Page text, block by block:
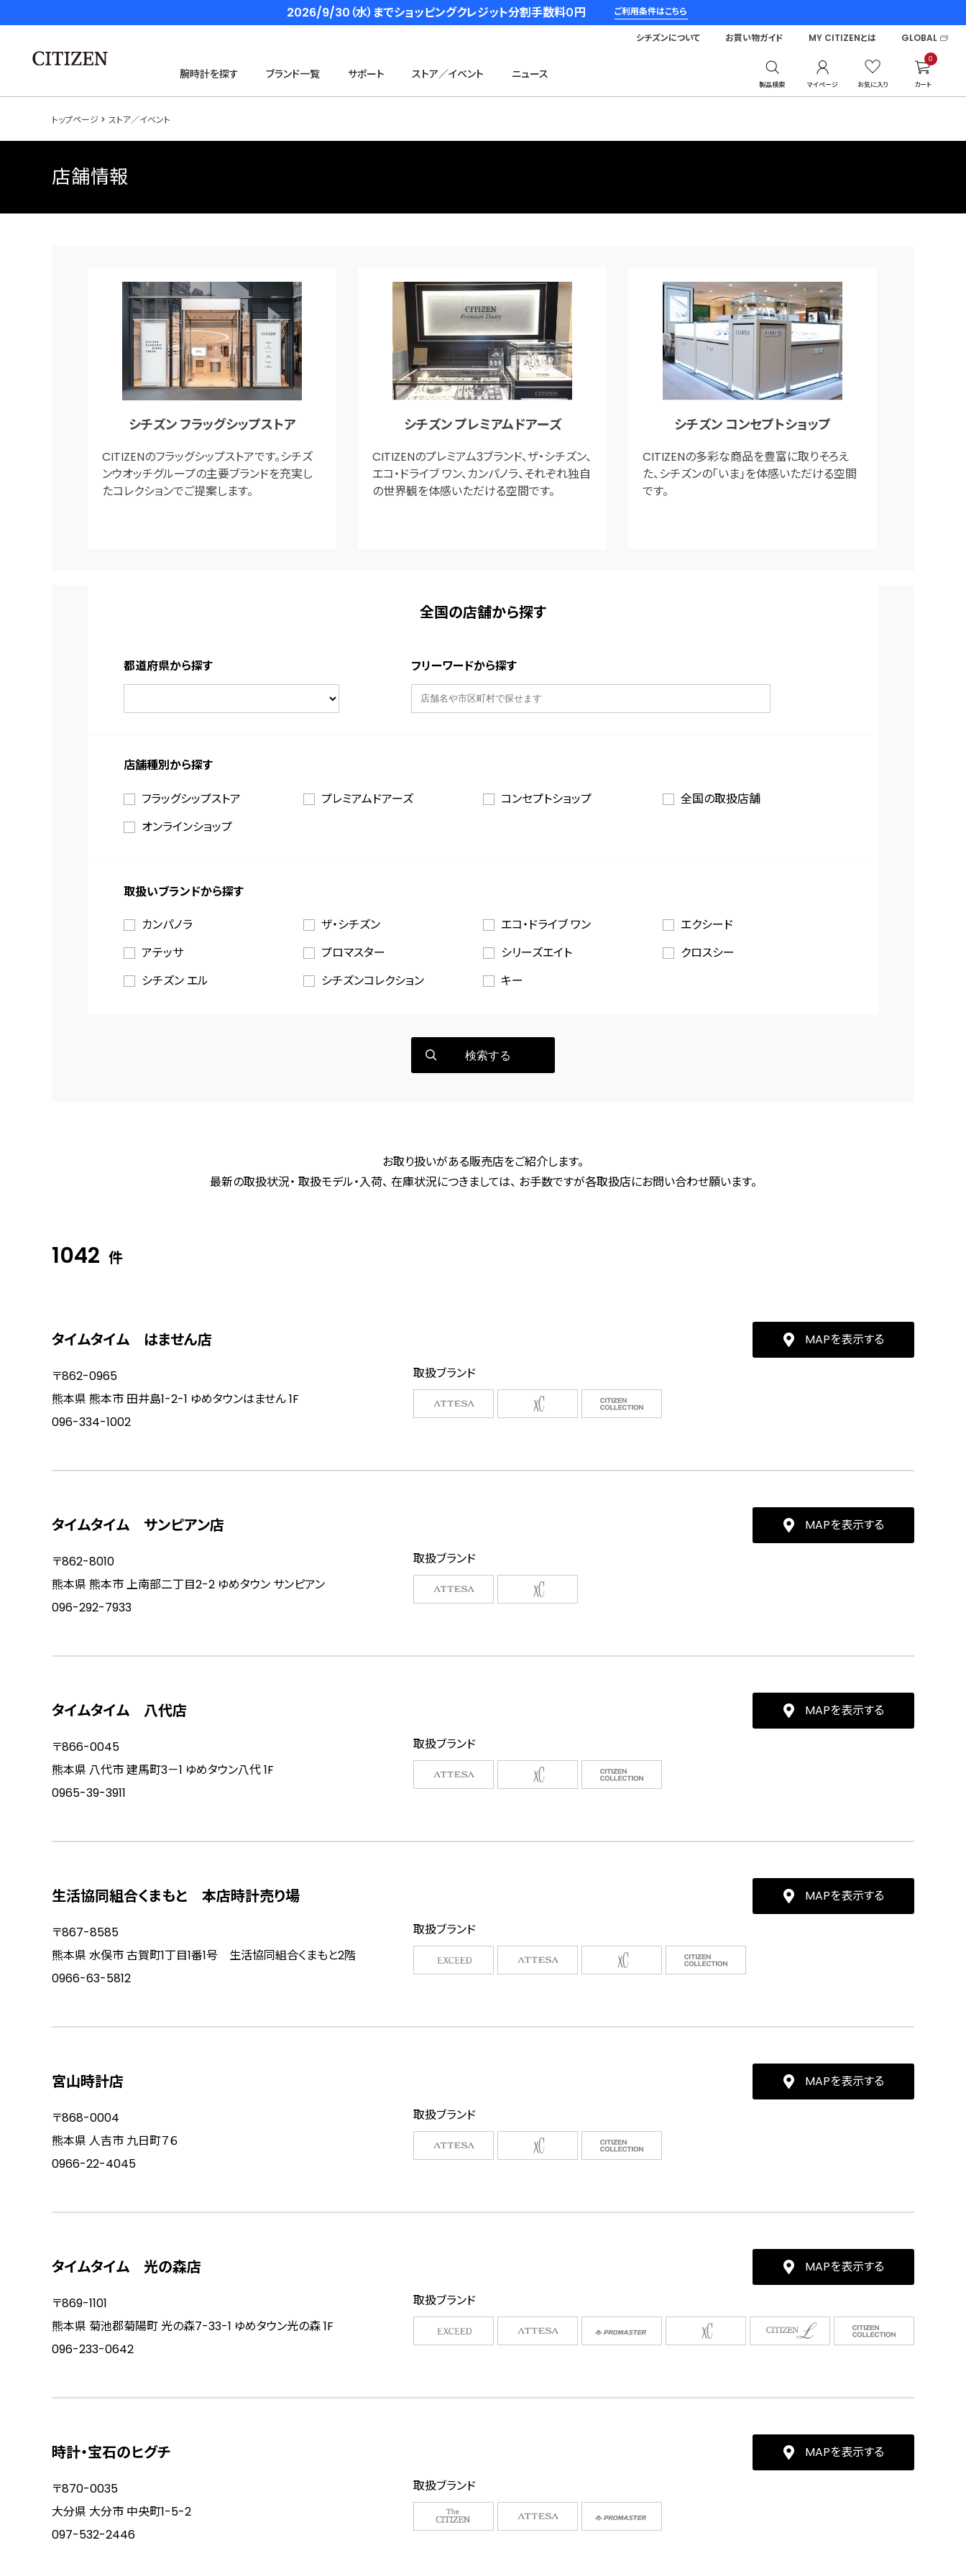
2026/9/30（水）までショッピングクレジット分割手数料０円 ご利用条件はこちら
腕時計を探す ブランド一覧 サポート ストア／イベント ニュース
製品検索 マイページ お気に入り
0
カート
シチズンについて お買い物ガイド MY CITIZENとは GLOBAL
トップページ ストア／イベント
店舗情報
シチズン フラッグシップストア
CITIZENのフラッグシップストアです。シチズ
ンウオッチグループの主要ブランドを充実し
たコレクションでご提案します。
シチズン プレミアムドアーズ
CITIZENのプレミアム3ブランド、ザ・シチズン、
エコ・ドライブ ワン、カンパノラ、それぞれ独自
の世界観を体感いただける空間です。
シチズン コンセプトショップ
CITIZENの多彩な商品を豊富に取りそろえ
た、シチズンの「いま」を体感いただける空間
です。
全国の店舗から探す
都道府県から探す フリーワードから探す
店舗種別から探す
フラッグシップストア プレミアムドアーズ コンセプトショップ
全国の取扱店舗
オンラインショップ
取扱いブランドから探す
カンパノラ ザ・シチズン エコ・ドライブ ワン
エクシード
アテッサ
プロマスター シリーズエイト
クロスシー
シチズン エル
シチズンコレクション キー
検索する
お取り扱いがある販売店をご紹介します。
最新の取扱状況・ 取扱モデル・入荷、 在庫状況につきましては、 お手数ですが各取扱店にお問い合わせ願います。
1042 件
タイムタイム はません店 MAPを表示する
〒862-0965
熊本県 熊本市 田井島1-2-1 ゆめタウンはません 1F
096-334-1002
取扱ブランド
タイムタイム サンピアン店 MAPを表示する
〒862-8010
熊本県 熊本市 上南部二丁目2-2 ゆめタウン サンピアン
096-292-7933
取扱ブランド
タイムタイム 八代店 MAPを表示する
〒866-0045
熊本県 八代市 建馬町3－1 ゆめタウン八代 1F
0965-39-3911
取扱ブランド
生活協同組合くまもと 本店時計売り場 MAPを表示する
〒867-8585
熊本県 水俣市 古賀町1丁目1番1号 生活協同組合くまもと2階
0966-63-5812
取扱ブランド
宮山時計店 MAPを表示する
〒868-0004
熊本県 人吉市 九日町７６
0966-22-4045
取扱ブランド
タイムタイム 光の森店 MAPを表示する
〒869-1101
熊本県 菊池郡菊陽町 光の森7-33-1 ゆめタウン光の森 1F
096-233-0642
取扱ブランド
時計・宝石のヒグチ MAPを表示する
〒870-0035
大分県 大分市 中央町1-5-2
097-532-2446
取扱ブランド